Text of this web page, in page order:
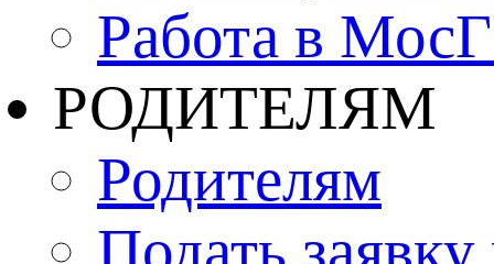
Работа в
РОДИТЕЛЯМ
Родителям